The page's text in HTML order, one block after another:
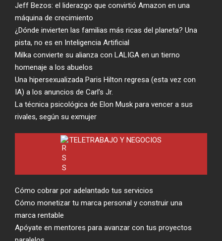
Jeff Bezos: el liderazgo que convirtió Amazon en una
máquina de crecimiento
¿Dónde invierten las familias más ricas del planeta? Una
pista, no es en Inteligencia Artificial
Milka convierte su alianza con LALIGA en un tierno
homenaje a los abuelos
Una hipersexualizada Paris Hilton regresa (esta vez con
IA) a los anuncios de Carl’s Jr.
La técnica psicológica de Elon Musk para vencer a sus
rivales, según su exmujer
TELETRABAJO Y NEGOCIOS
Cómo cobrar por adelantado tus servicios
Cómo monetizar tu marca personal y construir una
marca rentable
Apóyate en mentores para avanzar con tus proyectos